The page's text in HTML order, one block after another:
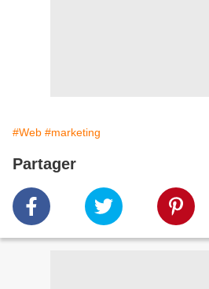
#Web #marketing
Partager